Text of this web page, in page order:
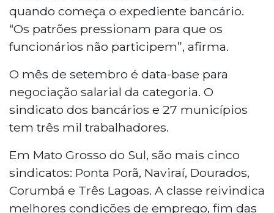
quando começa o expediente bancário.
“Os patrões pressionam para que os
funcionários não participem”, afirma.
O mês de setembro é data-base para
negociação salarial da categoria. O
sindicato dos bancários e 27 municípios
tem três mil trabalhadores.
Em Mato Grosso do Sul, são mais cinco
sindicatos: Ponta Porã, Naviraí, Dourados,
Corumbá e Três Lagoas. A classe reivindica
melhores condições de emprego, fim das